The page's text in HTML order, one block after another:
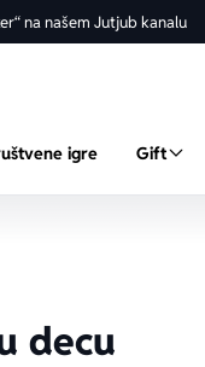
na našem Jutjub kanalu
igre Gift
decu